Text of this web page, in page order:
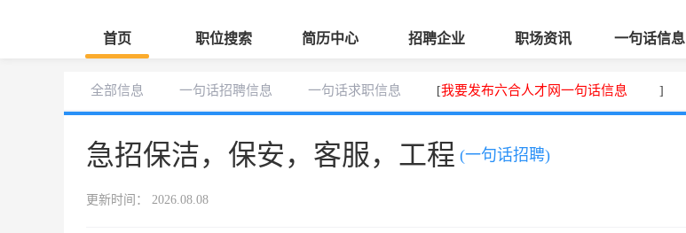
首页 职位搜索 简历中心 招聘企业 职场资讯 一句话信息
全部信息 一句话招聘信息 一句话求职信息 [我要发布六合人才网一句话信息 ]
急招保洁，保安，客服，工程 (一句话招聘)
更新时间： 2026.08.08